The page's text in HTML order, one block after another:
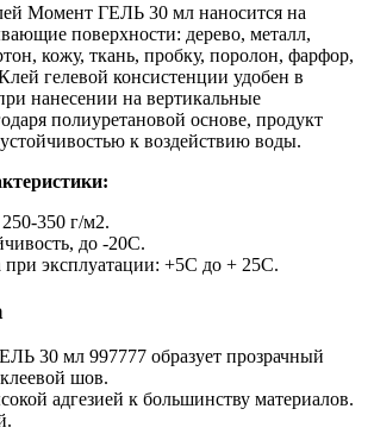
Момент ГЕЛЬ 30 мл наносится на
поверхности: дерево, металл,
кожу, ткань, пробку, поролон, фарфор,
гелевой консистенции удобен в
нанесении на вертикальные
полиуретановой основе, продукт
к воздействию воды.
350 г/м2.
до -20C.
при эксплуатации: +5C до + 25C.
30 мл 997777 образует прозрачный
шов.
адгезией к большинству материалов.